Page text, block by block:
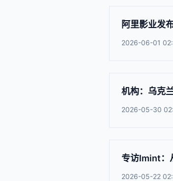
阿里影业发
2026-06-01
机构：乌克
2026-05-30
专访Imint：
2026-05-22